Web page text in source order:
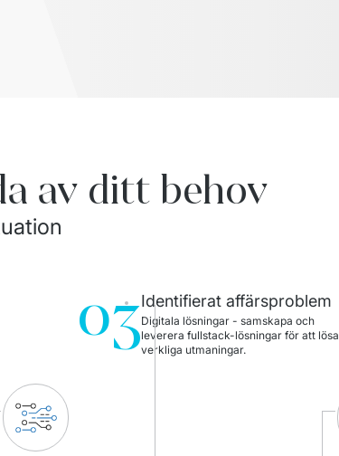
av ditt behov
03Identifierat affärsproblem
Digitala lösningar - samskapa och
leverera fullstack-lösningar för att lösa
verkliga utmaningar.